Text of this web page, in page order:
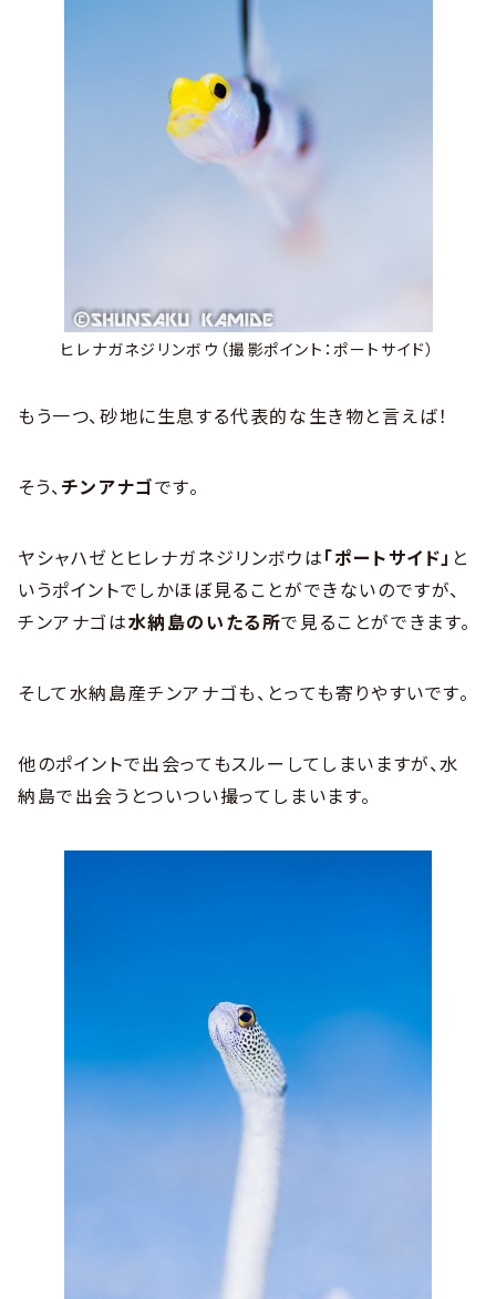
ヒレナガネジリンボウ（撮影ポイント：ポートサイド）
もう一つ、砂地に生息する代表的な生き物と言えば！
そう、 チンアナゴです。
ヤシャハゼとヒレナガネジリンボウは「ポートサイド」 と
いうポイントでしかほぼ見ることができないのですが、
チンアナゴは水納島のいたる所で見ることができます。
そして水納島産チンアナゴも、とっても寄りやすいです。
他のポイントで出会ってもスルーしてしまいますが、水
納島で出会うとついつい撮ってしまいます。